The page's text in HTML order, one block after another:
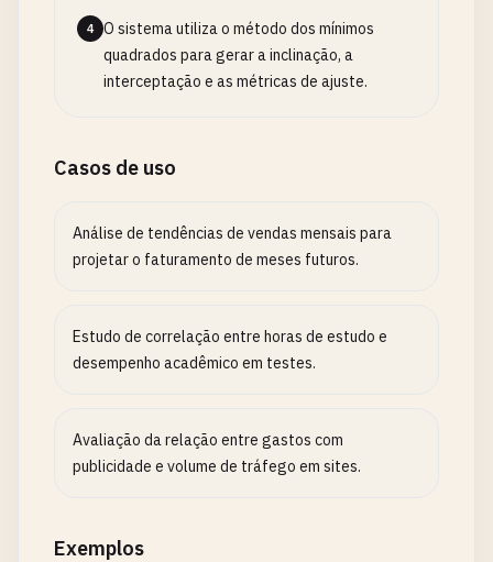
4
O sistema utiliza o método dos mínimos
quadrados para gerar a inclinação, a
interceptação e as métricas de ajuste.
Casos de uso
Análise de tendências de vendas mensais para
projetar o faturamento de meses futuros.
Estudo de correlação entre horas de estudo e
desempenho acadêmico em testes.
Avaliação da relação entre gastos com
publicidade e volume de tráfego em sites.
Exemplos